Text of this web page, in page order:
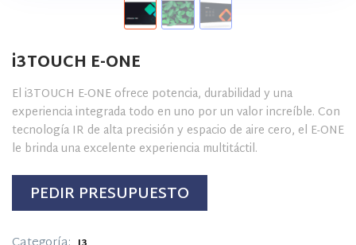
i3TOUCH E-ONE
El i3TOUCH E-ONE ofrece potencia, durabilidad y una
experiencia integrada todo en uno por un valor increíble. Con
tecnología IR de alta precisión y espacio de aire cero, el E-ONE
le brinda una excelente experiencia multitáctil.
PEDIR PRESUPUESTO